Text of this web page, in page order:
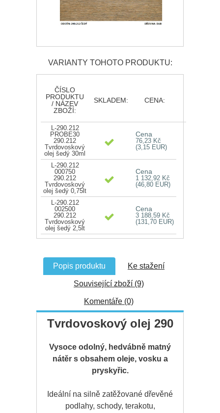
VARIANTY TOHOTO PRODUKTU:
ČÍSLO
PRODUKTU
/ NÁZEV
ZBOŽÍ:
SKLADEM: CENA:
L-290.212
PROBE30
290.212
Tvrdovoskový
olej šedý 30ml
Cena
76,23 Kč
(3,15 EUR)
L-290.212
000750
290.212
Tvrdovoskový
olej šedý 0,75lt
Cena
1 132,92 Kč
(46,80 EUR)
L-290.212
002500
290.212
Tvrdovoskový
olej šedý 2,5lt
Cena
3 188,59 Kč
(131,70 EUR)
Popis produktu Ke stažení
Související zboží (9)
Komentáře (0)
Tvrdovoskový olej 290
Vysoce odolný, hedvábně matný
nátěr s obsahem oleje, vosku a
pryskyřic.
Ideální na silně zatěžované dřevěné
podlahy, schody, terakotu,